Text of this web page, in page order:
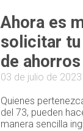
Ahora es
solicitar
de
03 de julio de 2023
Quienes
del 73, pueden
manera sencilla